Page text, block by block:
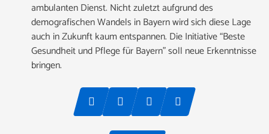
ambulanten Dienst. Nicht zuletzt aufgrund des
demografischen Wandels in Bayern wird sich diese Lage
auch in Zukunft kaum entspannen. Die Initiative “Beste
Gesundheit und Pflege für Bayern” soll neue Erkenntnisse
bringen.